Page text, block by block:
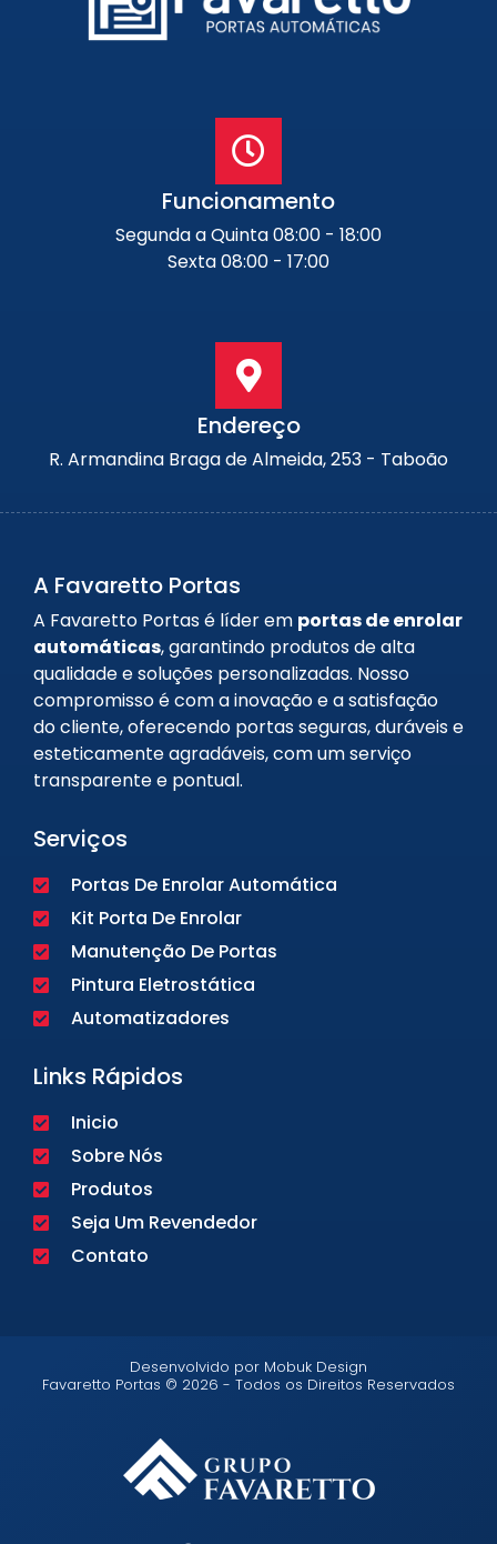
Funcionamento
Segunda a Quinta 08:00 - 18:00
Sexta 08:00 - 17:00
Endereço
R. Armandina Braga de Almeida, 253 - Taboão
A Favaretto Portas
A Favaretto Portas é líder em portas de enrolar
automáticas, garantindo produtos de alta
qualidade e soluções personalizadas. Nosso
compromisso é com a inovação e a satisfação
do cliente, oferecendo portas seguras, duráveis e
esteticamente agradáveis, com um serviço
transparente e pontual.
Serviços
Portas De Enrolar Automática
Kit Porta De Enrolar
Manutenção De Portas
Pintura Eletrostática
Automatizadores
Links Rápidos
Inicio
Sobre Nós
Produtos
Seja Um Revendedor
Contato
Desenvolvido por Mobuk Design
Favaretto Portas © 2026 - Todos os Direitos Reservados